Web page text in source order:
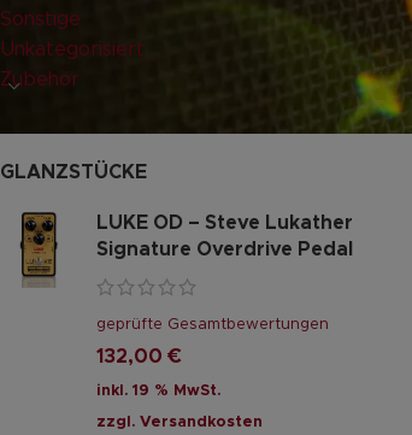
Sonstige
Unkategorisiert
Zubehör
GLANZSTÜCKE
LUKE OD – Steve Lukather
Signature Overdrive Pedal
geprüfte Gesamtbewertungen
132,00 €
inkl. 19 % MwSt.
zzgl. Versandkosten